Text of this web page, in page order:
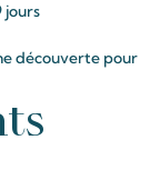
jours
découverte pour